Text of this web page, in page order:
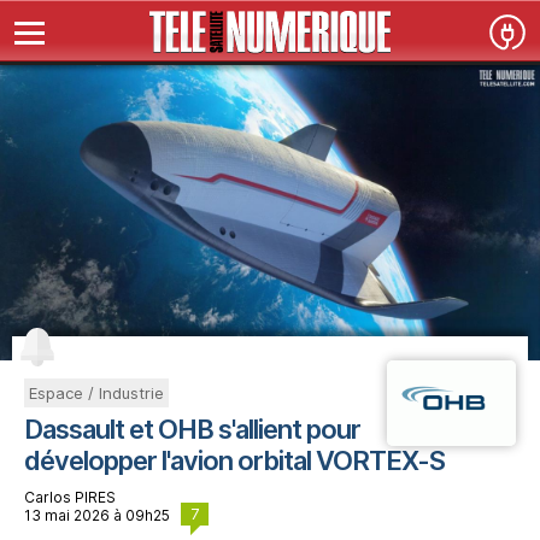
Espace / Industrie
Dassault et OHB s'allient pour
développer l'avion orbital VORTEX-S
Carlos PIRES
13 mai 2026 à 09h25
7